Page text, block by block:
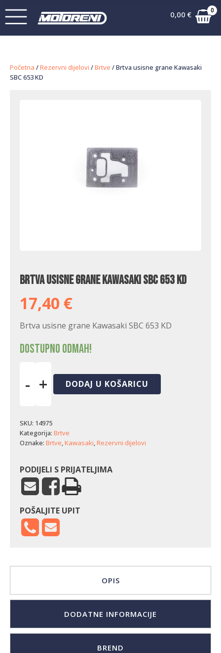
0,00 € 0
Početna /Rezervni dijelovi /Brtve / Brtva usisne grane Kawasaki
SBC 653 KD
Brtva usisne grane Kawasaki SBC 653 KD
17,40 €
Brtva usisne grane Kawasaki SBC 653 KD
Dostupno odmah!
-
Kawasaki
SBC
653
+ DODAJ U KOŠARICU
SKU: 14975
Kategorija: Brtve
Oznake: Brtve,Kawasaki,Rezervni dijelovi
PODIJELI S PRIJATELJIMA
POŠALJITE UPIT
OPIS
DODATNE INFORMACIJE
BREND